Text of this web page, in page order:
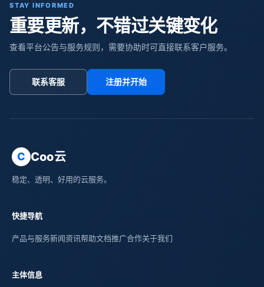
STAY INFORMED
重要更新，不错过关键变化
查看平台公告与服务规则，需要协助时可直接联系客户服务。
联系客服 注册并开始
C Coo云
稳定、透明、好用的云服务。
快捷导航
产品与服务新闻资讯帮助文档推广合作关于我们
主体信息